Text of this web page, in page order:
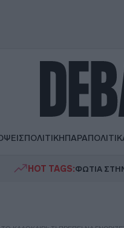
ΠΟΛΙΤΙΚΗ
HOT TAGS:ΦΩΤΙΑ